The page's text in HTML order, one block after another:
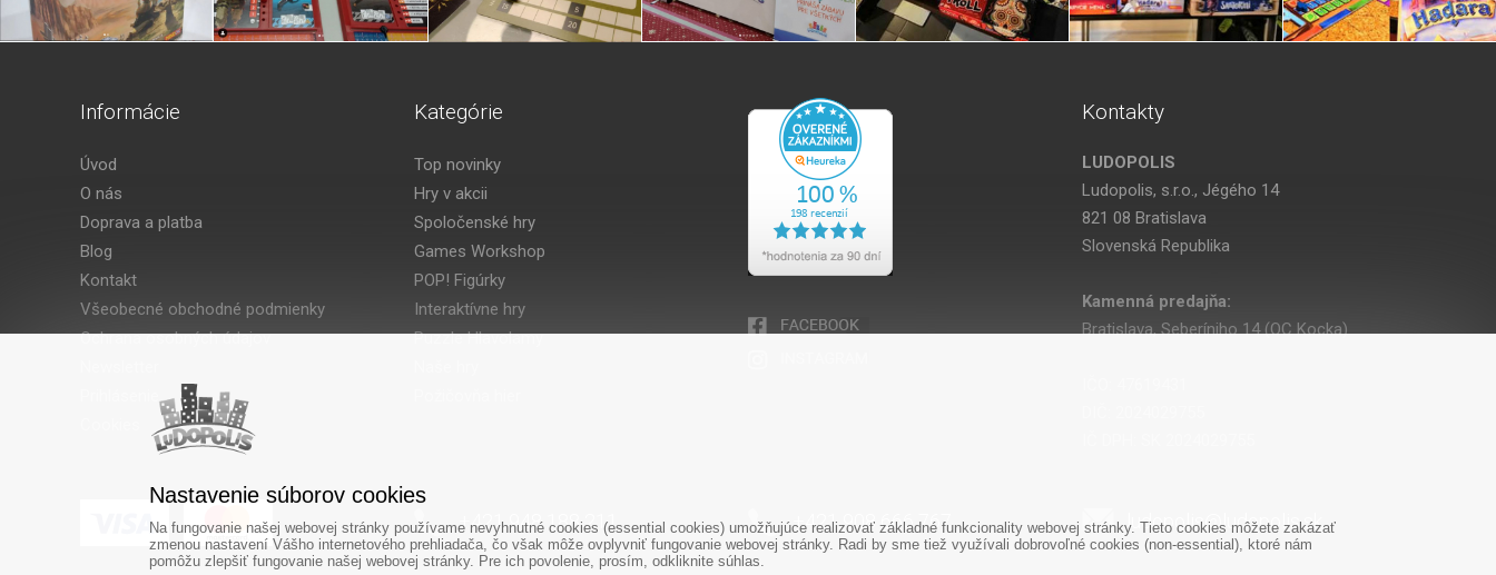
Informácie
Úvod
O nás
Doprava a platba
Blog
Kontakt
Všeobecné obchodné podmienky
Ochrana osobných údajov
Kategórie
Top novinky
Hry v akcii
Spoločenské hry
Games Workshop
POP! Figúrky
Interaktívne hry
Puzzle Hlavolamy
Kontakty
LUDOPOLIS
Ludopolis, s.r.o., Jégého 14
821 08 Bratislava
Slovenská Republika
Kamenná predajňa:
Bratislava, Seberíniho 14 (OC Kocka)
‎+421 948 188 211 +421 908 666 767 ludopolis@ludopolis.sk
Nastavenie súborov cookies
Na fungovanie našej webovej stránky používame nevyhnutné cookies (essential cookies) umožňujúce realizovať základné funkcionality webovej stránky. Tieto cookies môžete zakázať
zmenou nastavení Vášho internetového prehliadača, čo však môže ovplyvniť fungovanie webovej stránky. Radi by sme tiež využívali dobrovoľné cookies (non-essential), ktoré nám
pomôžu zlepšiť fungovanie našej webovej stránky. Pre ich povolenie, prosím, odkliknite súhlas.